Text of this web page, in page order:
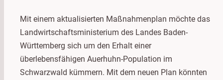
Mit einem aktualisierten Maßnahmenplan möchte das
Landwirtschaftsministerium des Landes Baden-
Württemberg sich um den Erhalt einer
überlebensfähigen Auerhuhn-Population im
Schwarzwald kümmern. Mit dem neuen Plan könnten